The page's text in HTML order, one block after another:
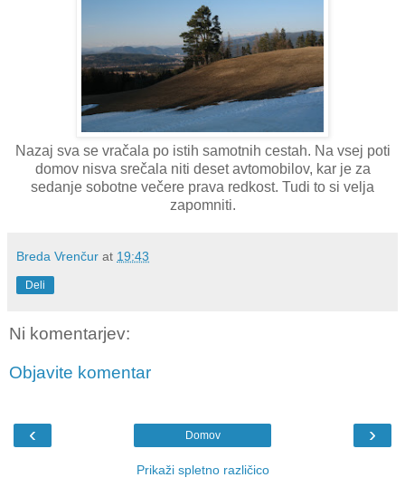
Nazaj sva se vračala po istih samotnih cestah. Na vsej poti
domov nisva srečala niti deset avtomobilov, kar je za
sedanje sobotne večere prava redkost. Tudi to si velja
zapomniti.
Breda Vrenčur at 19:43
Deli
Ni komentarjev:
Objavite komentar
‹ ›
Domov
Prikaži spletno različico